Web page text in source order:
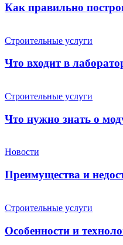
Как правильно
Строительные услуги
Что входит в
Строительные услуги
Что нужно знать о
Новости
Преимущества и
Строительные услуги
Особенности и